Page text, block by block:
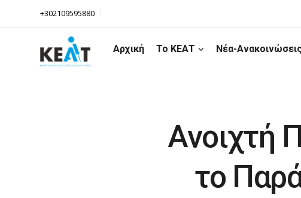
+302109595880
Αρχική Το ΚΕΑΤ Νέα-
Ανοιχτή
το